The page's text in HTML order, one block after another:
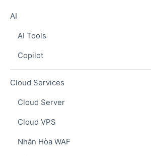
AI
AI Tools
Copilot
Cloud Services
Cloud Server
Cloud VPS
Nhân Hòa WAF